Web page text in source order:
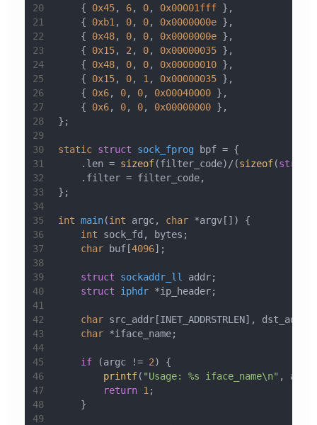
20
21
22
23
24
25
26
27
28
29
30
31
32
33
34
35
36
37
38
39
40
41
42
43
44
45
46
47
48
49
    {
0x45, 6, 0, 0x00001fff },
    {
0xb1 , 0, 0, 0x0000000e },
    {
0x48, 0, 0, 0x0000000e },
    {
0x15, 2 , 0, 0x00000035 },
    {
0x48, 0, 0, 0x00000010 },
    {
0x15, 0, 1 , 0x00000035 },
    {
0x6, 0, 0, 0x00040000 },
    {
0x6, 0, 0, 0x00000000 },
};
static struct sock_fprog bpf = {
    .len =
sizeof(filter_code)/(sizeof(struct
    .filter = filter_code,
};
int main(int argc, char *argv[])
{
int sock_fd, bytes;
char buf[4096];
struct sockaddr_ll
addr;
struct
iphdr *ip_header;
char src_addr[INET_ADDRSTRLEN],
char *iface_name;
if (argc != 2) {
printf( "Usage: %s iface_name\n" ,
return 1 ;
    }